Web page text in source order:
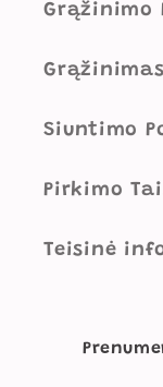
Grąžinimo
Siuntimo
Pirkimo
Teisinė